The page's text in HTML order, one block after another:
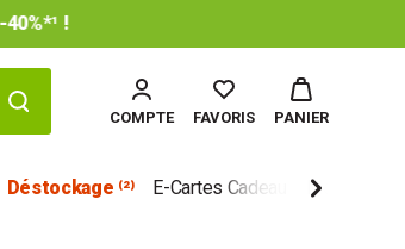
COMPTE FAVORIS PANIER
Déstockage ⁽²⁾ E-Cartes Cadeau Marques